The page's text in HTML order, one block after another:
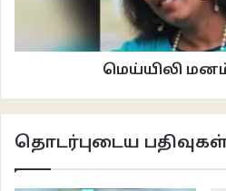
அதிகாரி கூட தன் கீழ் வேலை
சின்சியராய் இருக்க வேண்டும் என்று
அதற்குப் பலன் கிட்டித்தான் இருக்கிறது.
அலுவலகத்தில் உள்ள ஒவ்வொருவராய்
இடத்திலெல்லாம் நான் வேலை பார்த்துப்
ஆனேனோ அதே ஸ்டெனோ
பார்த்துக் கொண்டு, யார் எனக்காக
மெய்யிலி
தொடர்புடைய